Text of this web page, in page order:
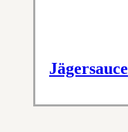
Jägersauce